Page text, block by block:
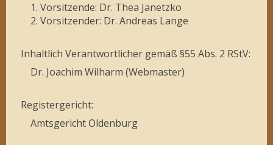
1. Vorsitzende: Dr. Thea Janetzko
2. Vorsitzender: Dr. Andreas Lange
Inhaltlich Verantwortlicher gemäß §55 Abs. 2 RStV:
Dr. Joachim Wilharm (Webmaster)
Registergericht:
Amtsgericht Oldenburg